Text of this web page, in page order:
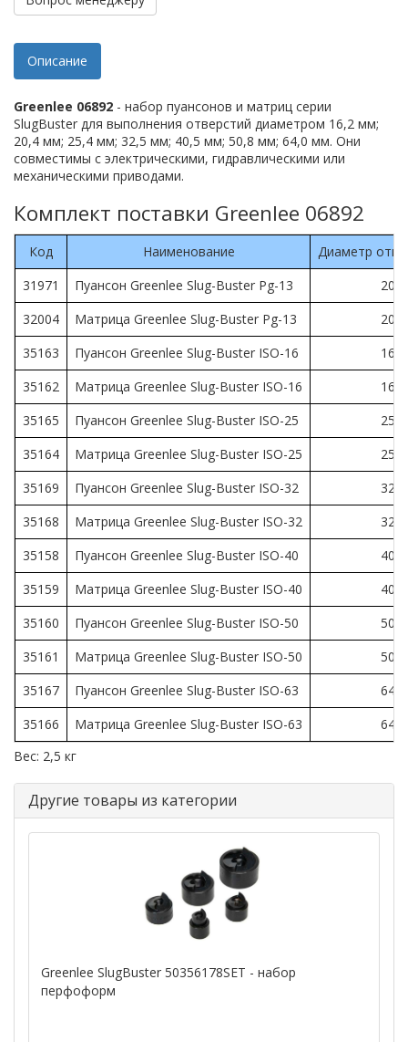
Описание
Greenlee 06892 - набор пуансонов и матриц серии
SlugBuster для выполнения отверстий диаметром 16,2 мм;
20,4 мм; 25,4 мм; 32,5 мм; 40,5 мм; 50,8 мм; 64,0 мм. Они
совместимы с электрическими, гидравлическими или
механическими приводами.
Комплект поставки Greenlee 06892
Код Наименование
Диаметр
31971
Пуансон Greenlee Slug-Buster Pg-13
20.4
32004
Матрица Greenlee Slug-Buster Pg-13
20.4
35163
Пуансон Greenlee Slug-Buster ISO-16
16.2
35162
Матрица Greenlee Slug-Buster ISO-16
16.2
35165
Пуансон Greenlee Slug-Buster ISO-25
25.4
35164
Матрица Greenlee Slug-Buster ISO-25
25.4
35169
Пуансон Greenlee Slug-Buster ISO-32
32.5
35168
Матрица Greenlee Slug-Buster ISO-32
32.5
35158
Пуансон Greenlee Slug-Buster ISO-40
40.5
35159
Матрица Greenlee Slug-Buster ISO-40
40.5
35160
Пуансон Greenlee Slug-Buster ISO-50
50.8
35161
Матрица Greenlee Slug-Buster ISO-50
50.8
35167
Пуансон Greenlee Slug-Buster ISO-63
64.0
35166
Матрица Greenlee Slug-Buster ISO-63
64.0
Вес: 2,5 кг
Другие товары из категории
Greenlee SlugBuster 50356178SET - набор
перфоформ